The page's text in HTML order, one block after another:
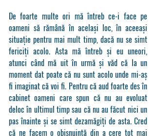
De foarte multe ori mă întreb ce-i face pe
oameni să rămână în același loc, în aceeași
situație pentru mai mult timp, dacă nu se simt
fericiți acolo. Asta mă întreb și eu uneori,
atunci când mă uit în urmă și văd că la un
moment dat poate că nu sunt acolo unde mi-aș
fi imaginat că voi fi. Pentru că aud foarte des în
cabinet oameni care spun că nu au evoluat
deloc în ultimul timp sau că nu au făcut nici un
pas înainte și se simt dezamăgiți de asta. Cred
că ne facem o obișnuință din a cere tot mai